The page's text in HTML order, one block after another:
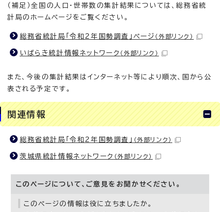
（補足）全国の人口・世帯数の集計結果については、総務省統
計局のホームページをご覧ください。
総務省統計局「令和2年国勢調査」ページ （外部リンク）
いばらき統計情報ネットワーク （外部リンク）
また、今後の集計結果はインターネット等により順次、国から公
表される予定です。
関連情報
総務省統計局「令和2年国勢調査」 （外部リンク）
茨城県統計情報ネットワーク （外部リンク）
このページについて、ご意見をお聞かせください。
このページの情報は役に立ちましたか。